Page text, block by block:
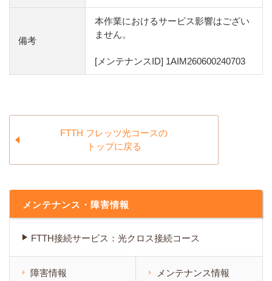
備考
本作業におけるサービス影響はござい
ません。
[メンテナンスID] 1AIM260600240703
FTTH フレッツ光コースの
トップに戻る
メンテナンス・障害情報
FTTH接続サービス：光クロス接続コース
障害情報 メンテナンス情報